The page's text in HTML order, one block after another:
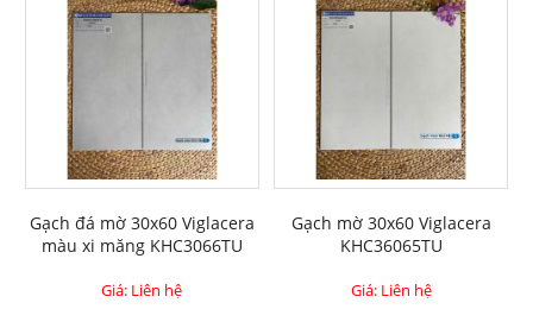
Gạch đá mờ 30x60 Viglacera
màu xi măng KHC3066TU
Giá: Liên hệ
Gạch mờ 30x60 Viglacera
KHC36065TU
Giá: Liên hệ